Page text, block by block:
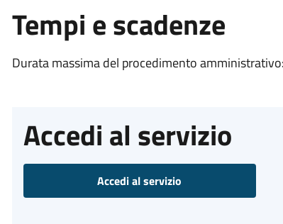
Tempi e scadenze
Durata massima del procedimento
Accedi al servizio
Accedi al servizio